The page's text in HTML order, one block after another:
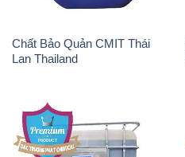
Chất Bảo Quản CMIT Thái
Lan Thailand